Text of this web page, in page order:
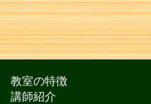
教室の特徴
講師紹介